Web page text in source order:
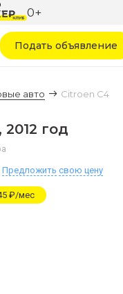
0+
Подать объявление
авто Citroen C4
год
Предложить свою цену
₽/мес